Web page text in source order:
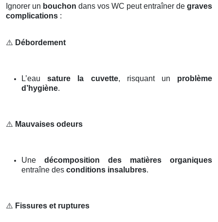
Ignorer un bouchon dans vos WC peut entraîner de graves
complications :
⚠️ Débordement
L’eausature la cuvette, risquant un problème
d’hygiène.
⚠️ Mauvaises odeurs
Une décomposition des matières organiques
entraîne des conditions insalubres.
⚠️ Fissures et ruptures